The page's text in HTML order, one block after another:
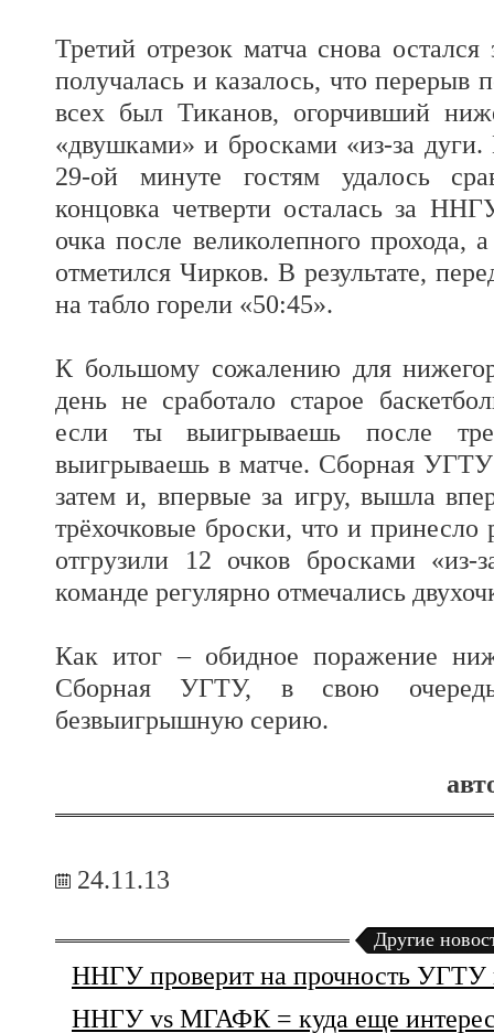
Третий отрезок матча снова
получалась и казалось, что перерыв
всех был Тиканов, огорчивший
«двушками» и бросками «из-за
29-ой минуте гостям удалось
концовка четверти осталась за
очка после великолепного прохода,
отметился Чирков. В результате,
на табло горели «50:45».
К большому сожалению для
день не сработало старое
если ты выигрываешь после
выигрываешь в матче. Сборная УГТУ
затем и, впервые за игру, вышла
трёхочковые броски, что и принесло
отгрузили 12 очков бросками
команде регулярно отмечались
Как итог – обидное поражение
Сборная УГТУ, в свою
безвыигрышную серию.
24.11.13
Другие
ННГУ проверит на прочность УГТУ
ННГУ vs МГАФК = куда еще